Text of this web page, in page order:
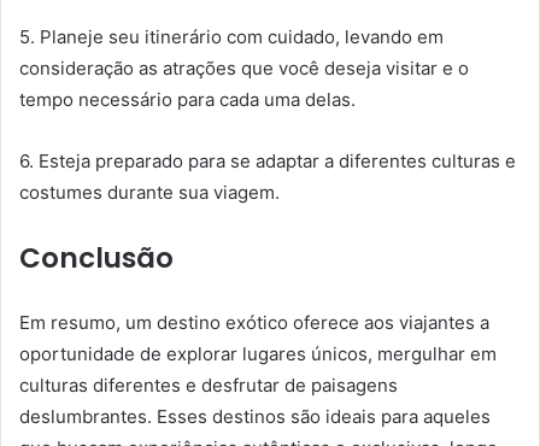
5. Planeje seu itinerário com cuidado, levando em
consideração as atrações que você deseja visitar e o
tempo necessário para cada uma delas.
6. Esteja preparado para se adaptar a diferentes culturas e
costumes durante sua viagem.
Conclusão
Em resumo, um destino exótico oferece aos viajantes a
oportunidade de explorar lugares únicos, mergulhar em
culturas diferentes e desfrutar de paisagens
deslumbrantes. Esses destinos são ideais para aqueles